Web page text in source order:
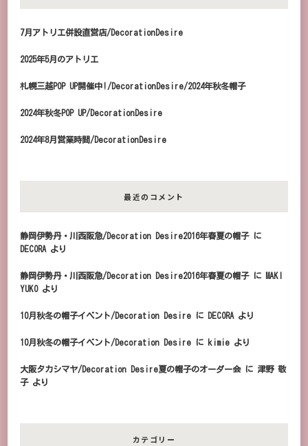
7月アトリエ併設直営店/DecorationDesire
2025年5月のアトリエ
札幌三越POP UP開催中!/DecorationDesire/2024年秋冬帽子
2024年秋冬POP UP/DecorationDesire
2024年8月営業時間/DecorationDesire
最近のコメント
静岡伊勢丹・川西阪急/Decoration Desire2016年春夏の帽子に
DECORA より
静岡伊勢丹・川西阪急/Decoration Desire2016年春夏の帽子に
MAKI
YUKOより
10月秋冬の帽子イベント/Decoration Desire に DECORA より
10月秋冬の帽子イベント/Decoration Desire に kimie より
大阪タカシマヤ/Decoration Desire夏の帽子のオーダー会に 津野 敬
子より
カテゴリー